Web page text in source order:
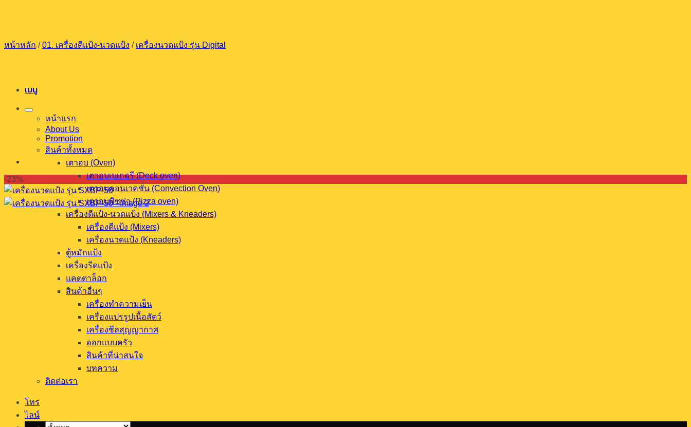
เนื้อหา
เมนู
หน้าแรก
About Us
Promotion
สินค้าทั้งหมด
เตาอบ (Oven)
เตาอบเบเกอรี (Deck oven)
เตาอบคอนเวคชั่น (Convection Oven)
เตาอบพิซซ่า (Pizza oven)
เครื่องตีแป้ง-นวดแป้ง (Mixers & Kneaders)
เครื่องตีแป้ง (Mixers)
เครื่องนวดแป้ง (Kneaders)
ตู้หมักแป้ง
เครื่องรีดแป้ง
แคตตาล็อก
สินค้าอื่นๆ
เครื่องทำความเย็น
เครื่องแปรรูปเนื้อสัตว์
เครื่องซีลสุญญากาศ
ออกแบบครัว
สินค้าที่น่าสนใจ
บทความ
ติดต่อเรา
โทร
ไลน์
หน้าหลัก / 01. เครื่องตีแป้ง-นวดแป้ง / เครื่องนวดแป้ง รุ่น Digital
-23%